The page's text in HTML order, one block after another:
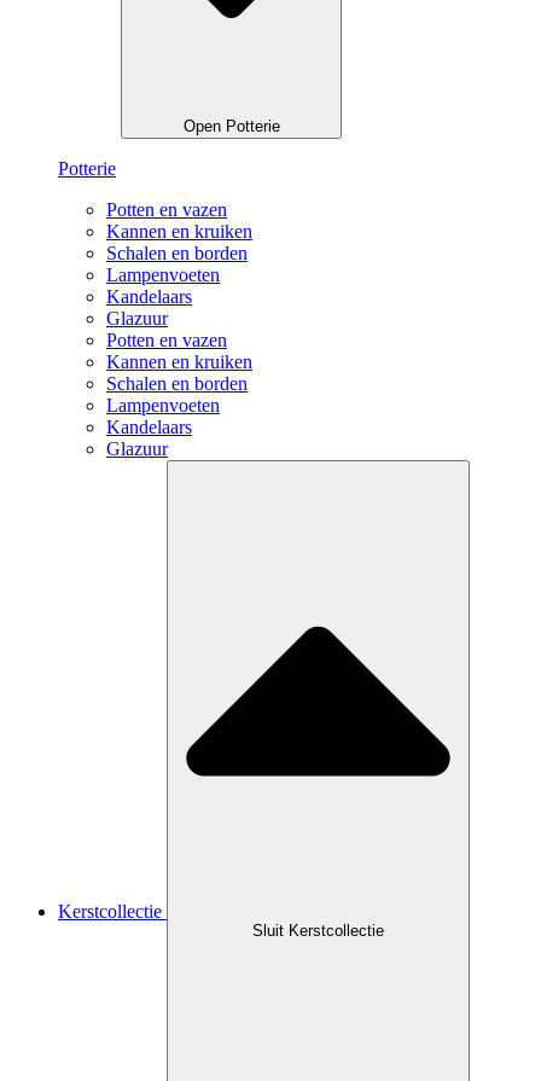
Open Potterie
Potterie
Potten en vazen
Kannen en kruiken
Schalen en borden
Lampenvoeten
Kandelaars
Glazuur
Potten en vazen
Kannen en kruiken
Schalen en borden
Lampenvoeten
Kandelaars
Glazuur
Kerstcollectie
Sluit Kerstcollectie